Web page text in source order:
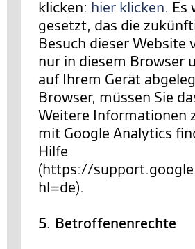
klicken: hier klicken. Es
gesetzt, das die
Besuch dieser
nur in diesem Browser
auf Ihrem Gerät
Browser, müssen Sie
Weitere Informationen
mit Google Analytics
Hilfe
(https://
hl=de).
5. Betroffenenrechte